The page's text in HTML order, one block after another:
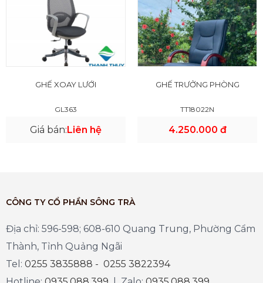
GHẾ XOAY LƯỚI
GL363
Giá bán:Liên hệ
GHẾ TRƯỞNG PHÒNG
TT18022N
4.250.000 đ
CÔNG TY CỔ PHẦN SÔNG TRÀ
Địa chỉ: 596-598; 608-610 Quang Trung, Phường Cẩm
Thành, Tỉnh Quảng Ngãi
Tel: 0255 3835888 - 0255 3822394